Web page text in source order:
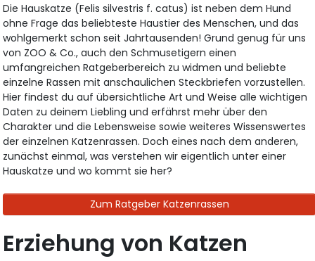
Die Hauskatze (Felis silvestris f. catus) ist neben dem Hund
ohne Frage das beliebteste Haustier des Menschen, und das
wohlgemerkt schon seit Jahrtausenden! Grund genug für uns
von ZOO & Co., auch den Schmusetigern einen
umfangreichen Ratgeberbereich zu widmen und beliebte
einzelne Rassen mit anschaulichen Steckbriefen vorzustellen.
Hier findest du auf übersichtliche Art und Weise alle wichtigen
Daten zu deinem Liebling und erfährst mehr über den
Charakter und die Lebensweise sowie weiteres Wissenswertes
der einzelnen Katzenrassen. Doch eines nach dem anderen,
zunächst einmal, was verstehen wir eigentlich unter einer
Hauskatze und wo kommt sie her?
Zum Ratgeber Katzenrassen
Erziehung von Katzen